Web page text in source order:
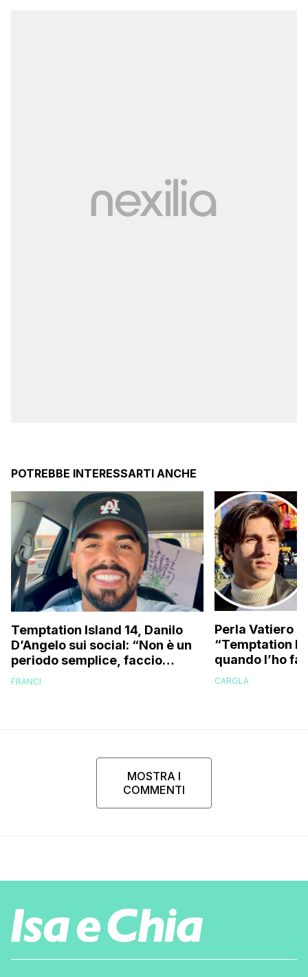
POTREBBE INTERESSARTI ANCHE
Temptation Island 14, Danilo
D’Angelo sui social: “Non è un
periodo semplice, faccio
fatica…”
FRANCI
Perla Vatiero
“Temptation
quando l’ho
a guardarlo
CAROLA
MOSTRA I
COMMENTI